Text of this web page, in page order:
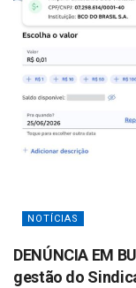
NOTÍCIAS
DENÚNCIA EM
gestão do